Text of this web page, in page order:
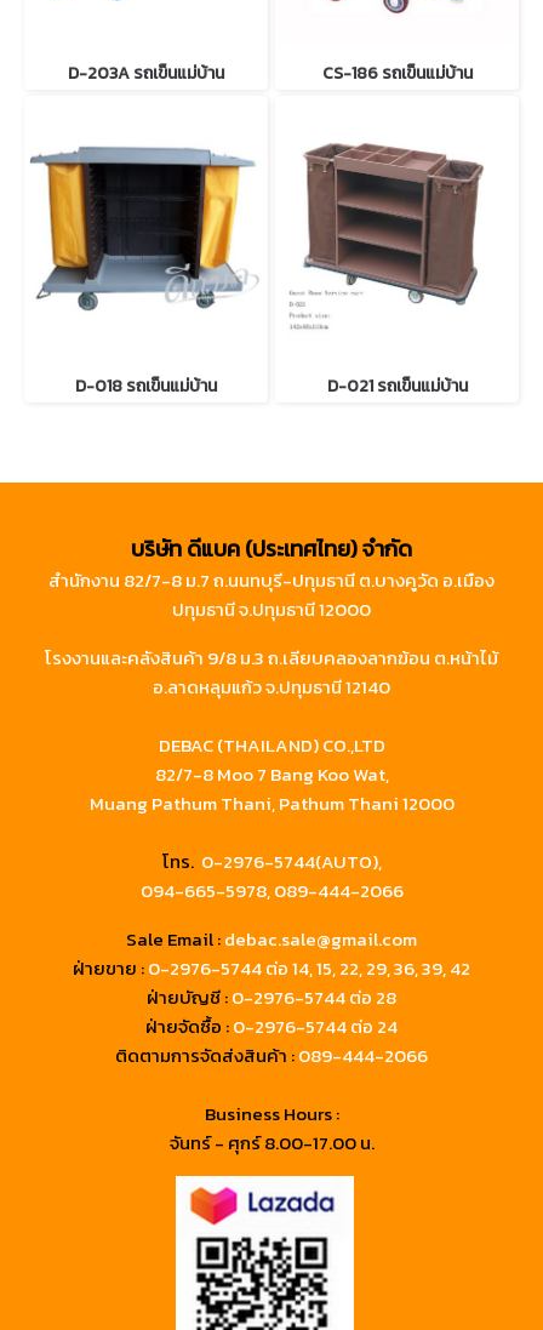
D-203A รถเข็นแม่บ้าน CS-186 รถเข็นแม่บ้าน
D-018 รถเข็นแม่บ้าน D-021 รถเข็นแม่บ้าน
บริษัท ดีแบค (ประเทศไทย) จำกัด
สำนักงาน 82/7-8 ม.7 ถ.นนทบุรี-ปทุมธานี ต.บางคูวัด อ.เมือง
ปทุมธานี จ.ปทุมธานี 12000
โรงงานและคลังสินค้า 9/8 ม.3 ถ.เลียบคลองลากฆ้อน ต.หน้าไม้
อ.ลาดหลุมแก้ว จ.ปทุมธานี 12140
DEBAC (THAILAND) CO.,LTD
82/7-8 Moo 7 Bang Koo Wat,
Muang Pathum Thani, Pathum Thani 12000
โทร. 0-2976-5744(AUTO),
094-665-5978,089-444-2066
Sale Email :debac.sale@gmail.com
ฝ่ายขาย :0-2976-5744ต่อ 14, 15, 22, 29, 36, 39, 42
ฝ่ายบัญชี :0-2976-5744 ต่อ 28
ฝ่ายจัดซื้อ :0-2976-5744 ต่อ 24
ติดตามการจัดส่งสินค้า :089-444-2066
Business Hours :
จันทร์ - ศุกร์ 8.00-17.00 น.